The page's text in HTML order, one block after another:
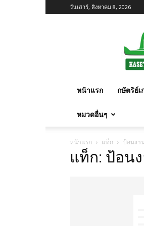
วันเสาร์, สิงหาคม 8, 2026
หน้าแรก กษัตริย์เ
หมวดอื่นๆ
หน้าแรก แท็ก ป้อนงา
แท็ก: ป้อน